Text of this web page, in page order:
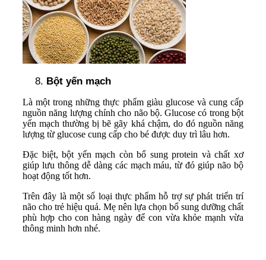
Bột yến mạch
Là một trong những thực phẩm giàu glucose và cung cấp
nguồn năng lượng chính cho não bộ. Glucose có trong bột
yến mạch thường bị bẽ gãy khá chậm, do đó nguồn năng
lượng từ glucose cung cấp cho bé được duy trì lâu hơn.
Đặc biệt, bột yến mạch còn bổ sung protein và chất xơ
giúp lưu thông dễ dàng các mạch máu, từ đó giúp não bộ
hoạt động tốt hơn.
Trên đây là một số loại thực phẩm hỗ trợ sự phát triển trí
não cho trẻ hiệu quả. Mẹ nên lựa chọn bổ sung dưỡng chất
phù hợp cho con hàng ngày để con vừa khỏe mạnh vừa
thông minh hơn nhé.